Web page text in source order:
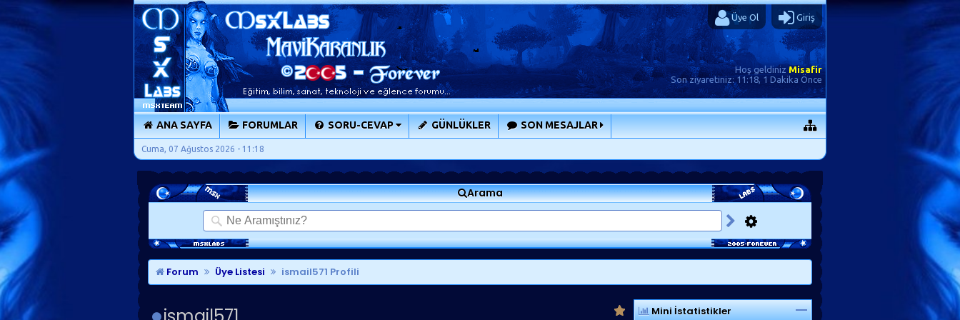
Üye Ol Giriş
Hoş geldiniz Misafir
Son ziyaretiniz:11:18, 1 Dakika Önce
ANA SAYFA FORUMLAR SORU-CEVAP GÜNLÜKLER SON MESAJLAR
Cuma, 07 Ağustos 2026 - 11:18
Arama
Forum Üye Listesi ismail571 Profili
Mini İstatistikler